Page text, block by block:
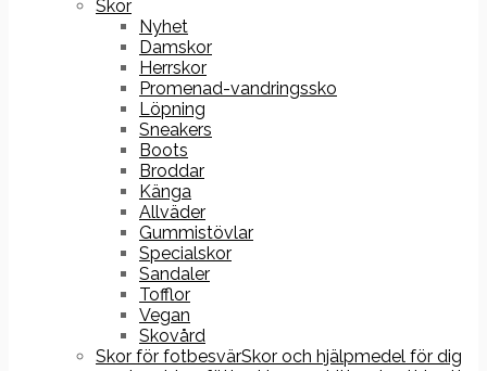
Skor
Nyhet
Damskor
Herrskor
Promenad-vandringssko
Löpning
Sneakers
Boots
Broddar
Känga
Allväder
Gummistövlar
Specialskor
Sandaler
Tofflor
Vegan
Skovård
Skor för fotbesvärSkor och hjälpmedel för dig